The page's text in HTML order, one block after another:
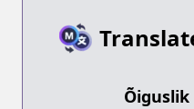
Õiguslik